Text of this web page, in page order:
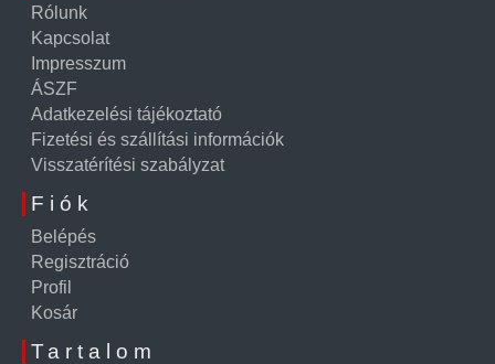
Rólunk
Kapcsolat
Impresszum
ÁSZF
Adatkezelési tájékoztató
Fizetési és szállítási információk
Visszatérítési szabályzat
Fiók
Belépés
Regisztráció
Profil
Kosár
Tartalom